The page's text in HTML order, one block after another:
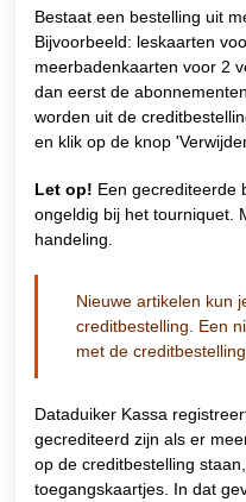
Bestaat een bestelling uit
Bijvoorbeeld: leskaarten
meerbadenkaarten voor 2
dan eerst de
worden uit de
en klik op de knop
Let op! Een gecrediteerde
ongeldig bij het tourniquet.
handeling.
Nieuwe artikelen kun
creditbestelling. Een
met de
Dataduiker Kassa
gecrediteerd zijn als er
op de creditbestelling
toegangskaartjes. In dat